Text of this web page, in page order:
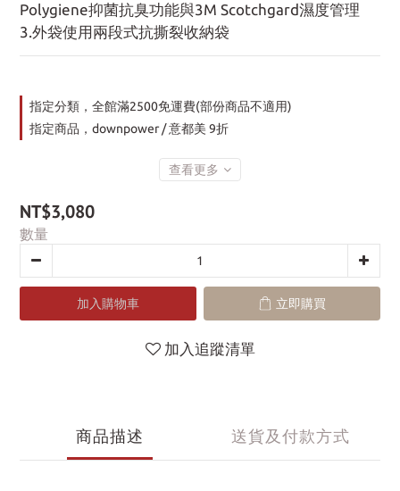
Polygiene抑菌抗臭功能與3M Scotchgard濕度管理
3.外袋使用兩段式抗撕裂收納袋
指定分類，全館滿2500免運費(部份商品不適用)
指定商品，downpower / 意都美 9折
查看更多
NT$3,080
數量
加入購物車 立即購買
加入追蹤清單
商品描述 送貨及付款方式